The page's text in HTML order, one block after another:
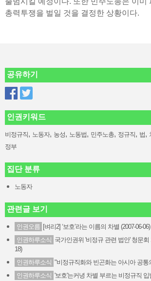
총력투쟁을 벌일 것을 결정한 상황이다.
공유하기
인권키워드
비정규직, 노동자, 농성, 노동법, 민주노총, 정규직, 법,
정부
집단 분류
노동자
관련글 보기
인권오름 [벼리2] ‘보호’라는 이름의 차별 (2007-06-06)
인권하루소식 국가인권위 '비정규 관련 법안' 청문회
18)
인권하루소식 "비정규직화와 빈곤화는 아시아 공통
인권하루소식 '보호'는커녕 차별 부르는 비정규직 입